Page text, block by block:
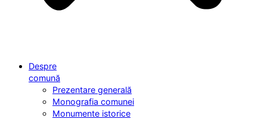
Despre
comună
Prezentare generală
Monografia comunei
Monumente istorice